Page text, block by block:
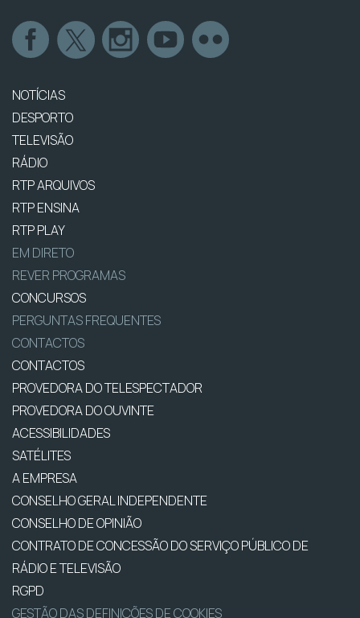
NOTÍCIAS
DESPORTO
TELEVISÃO
RÁDIO
RTP ARQUIVOS
RTP ENSINA
RTP PLAY
EM DIRETO
REVER PROGRAMAS
CONCURSOS
PERGUNTAS FREQUENTES
CONTACTOS
CONTACTOS
PROVEDORA DO TELESPECTADOR
PROVEDORA DO OUVINTE
ACESSIBILIDADES
SATÉLITES
A EMPRESA
CONSELHO GERAL INDEPENDENTE
CONSELHO DE OPINIÃO
CONTRATO DE CONCESSÃO DO SERVIÇO PÚBLICO DE
RÁDIO E TELEVISÃO
RGPD
GESTÃO DAS DEFINIÇÕES DE COOKIES